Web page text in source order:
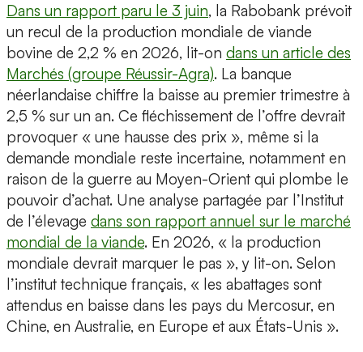
Dans un rapport paru le 3 juin, la Rabobank prévoit
un recul de la production mondiale de viande
bovine de 2,2 % en 2026, lit-on dans un article des
Marchés (groupe Réussir-Agra). La banque
néerlandaise chiffre la baisse au premier trimestre à
2,5 % sur un an. Ce fléchissement de l’offre devrait
provoquer « une hausse des prix », même si la
demande mondiale reste incertaine, notamment en
raison de la guerre au Moyen-Orient qui plombe le
pouvoir d’achat. Une analyse partagée par l’Institut
de l’élevage dans son rapport annuel sur le marché
mondial de la viande. En 2026, « la production
mondiale devrait marquer le pas », y lit-on. Selon
l’institut technique français, « les abattages sont
attendus en baisse dans les pays du Mercosur, en
Chine, en Australie, en Europe et aux États-Unis ».